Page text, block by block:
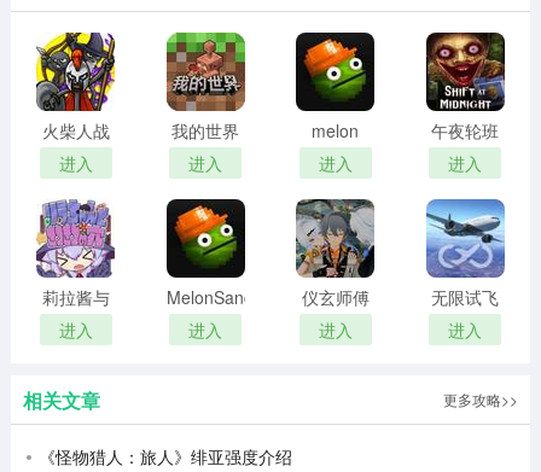
和平密钥透官方版攻略-下载教程
火柴人战
争遗产3
fm菜单绿
色钥匙版
进入
我的世界
网易正版
官方下载
进入
melon
sandbox
中文汉化
版
进入
午夜轮班
steam移
植版
进入
莉拉酱与
窄窄洞窟
直装版
进入
MelonSandbox
42.0国际
版
进入
仪玄师傅
的试炼
2026最新
进入
无限试飞
模拟器 下
载
进入
相关文章 更多攻略>>
《怪物猎人：旅人》绯亚强度介绍